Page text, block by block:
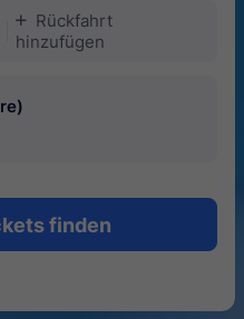
󱅇
Rückfahrt
hinzufügen
finden